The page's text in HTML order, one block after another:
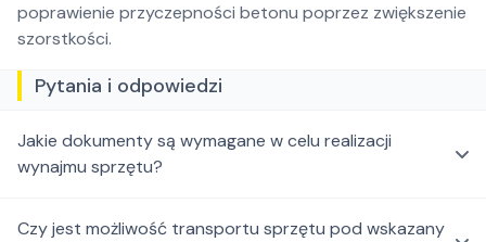
poprawienie przyczepności betonu poprzez zwiększenie
szorstkości.
Pytania i odpowiedzi
Jakie dokumenty są wymagane w celu realizacji
wynajmu sprzętu?
Czy jest możliwość transportu sprzętu pod wskazany